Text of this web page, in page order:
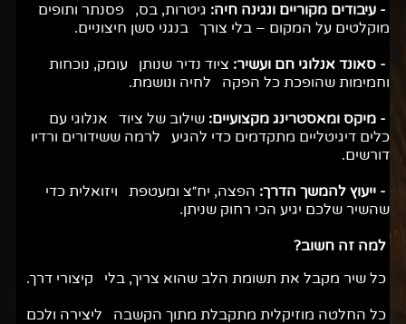
- עיבודים מקוריים ונגינה חיה: גיטרות, בס, פסנתר ותופים
מוקלטים על המקום – בלי צורך בנגני סשן חיצוניים.
- סאונד אנלוגי חם ועשיר: ציוד נדיר שנותן עומק, נוכחות
וחמימות שהופכת כל הפקה לחיה ונושמת.
- מיקס ומאסטרינג מקצועיים: שילוב של ציוד אנלוגי עם
כלים דיגיטליים מתקדמים כדי להגיע לרמה ששידורים ורדיו
דורשים.
- ייעוץ להמשך הדרך: הפצה, יח״צ ומעטפת ויזואלית כדי
שהשיר שלכם יגיע הכי רחוק שניתן.
למה זה חשוב?
כל שיר מקבל את תשומת הלב שהוא צריך, בלי קיצורי דרך.
כל החלטה מוזיקלית מתקבלת מתוך הקשבה ליצירה ולכם